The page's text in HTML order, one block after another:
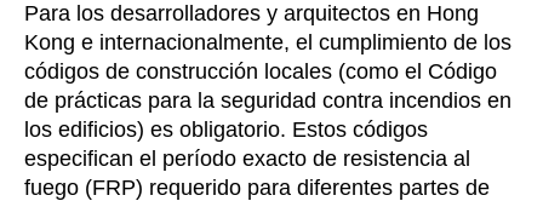
Para los desarrolladores y arquitectos en Hong
Kong e internacionalmente, el cumplimiento de los
códigos de construcción locales (como el Código
de prácticas para la seguridad contra incendios en
los edificios) es obligatorio. Estos códigos
especifican el período exacto de resistencia al
fuego (FRP) requerido para diferentes partes de